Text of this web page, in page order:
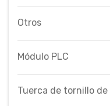
Otros
Módulo PLC
Tuerca de tornillo de